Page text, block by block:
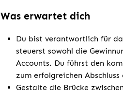
Was erwartet dich
Du bist verantwortlich für
steuerst sowohl die
Accounts. Du führst den
zum erfolgreichen Abschluss
Gestalte die Brücke